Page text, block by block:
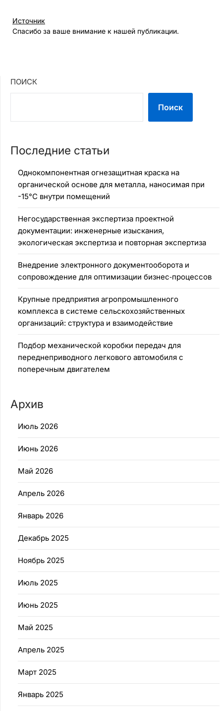
Источник
Спасибо за ваше внимание к нашей публикации.
ПОИСК
Поиск
Последние статьи
Однокомпонентная огнезащитная краска на
органической основе для металла, наносимая при
-15°C внутри помещений
Негосударственная экспертиза проектной
документации: инженерные изыскания,
экологическая экспертиза и повторная экспертиза
Внедрение электронного документооборота и
сопровождение для оптимизации бизнес‑процессов
Крупные предприятия агропромышленного
комплекса в системе сельскохозяйственных
организаций: структура и взаимодействие
Подбор механической коробки передач для
переднеприводного легкового автомобиля с
поперечным двигателем
Архив
Июль 2026
Июнь 2026
Май 2026
Апрель 2026
Январь 2026
Декабрь 2025
Ноябрь 2025
Июль 2025
Июнь 2025
Май 2025
Апрель 2025
Март 2025
Январь 2025